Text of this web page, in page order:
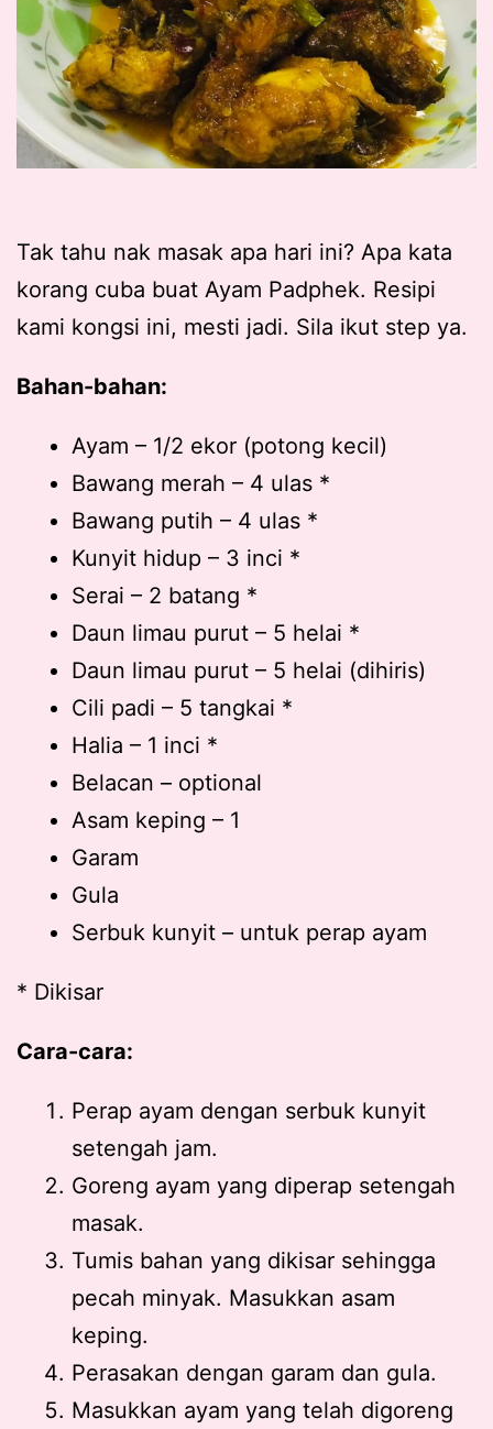
Tak tahu nak masak apa hari ini? Apa kata
korang cuba buat Ayam Padphek. Resipi
kami kongsi ini, mesti jadi. Sila ikut step ya.
Bahan-bahan:
Ayam – 1/2 ekor (potong kecil)
Bawang merah – 4 ulas *
Bawang putih – 4 ulas *
Kunyit hidup – 3 inci *
Serai – 2 batang *
Daun limau purut – 5 helai *
Daun limau purut – 5 helai (dihiris)
Cili padi – 5 tangkai *
Halia – 1 inci *
Belacan – optional
Asam keping – 1
Garam
Gula
Serbuk kunyit – untuk perap ayam
* Dikisar
Cara-cara:
Perap ayam dengan serbuk kunyit
setengah jam.
Goreng ayam yang diperap setengah
masak.
Tumis bahan yang dikisar sehingga
pecah minyak. Masukkan asam
keping.
Perasakan dengan garam dan gula.
Masukkan ayam yang telah digoreng